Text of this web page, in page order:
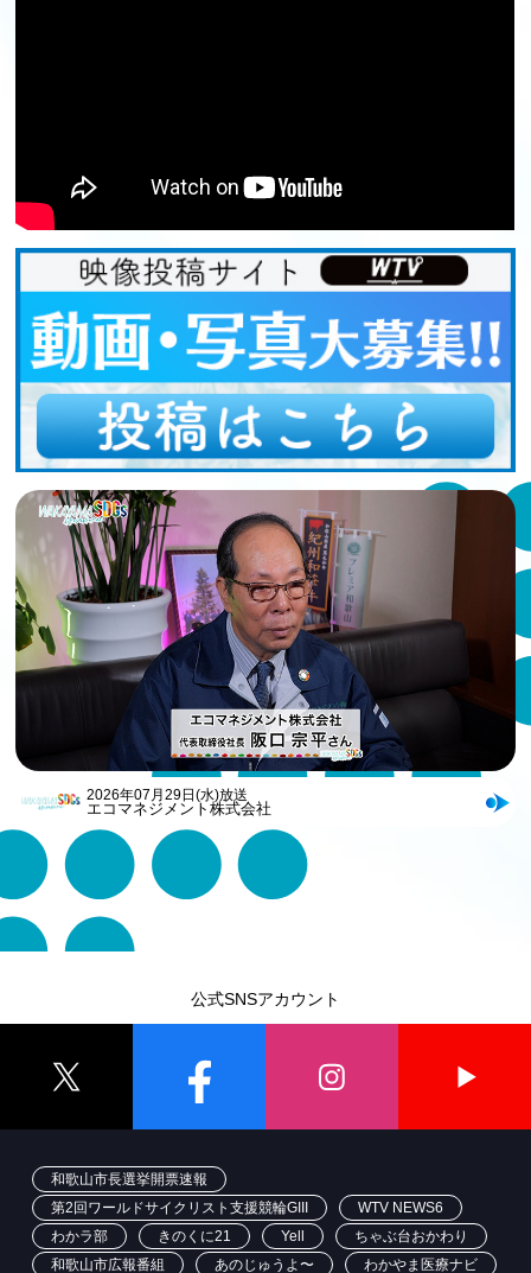
2026年07月29日(水)放送
エコマネジメント株式会社
公式SNSアカウント
和歌山市長選挙開票速報
第2回ワールドサイクリスト支援競輪GIII
WTV NEWS6
わかラ部
きのくに21 Yell
ちゃぶ台おかわり
和歌山市広報番組
あのじゅうよ〜 わかやま医療ナビ